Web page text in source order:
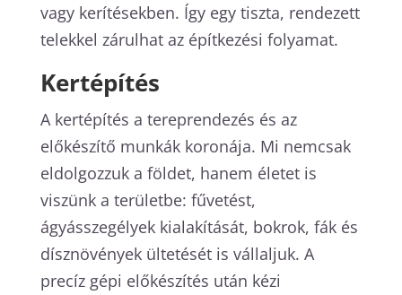
vagy kerítésekben. Így egy tiszta, rendezett
telekkel zárulhat az építkezési folyamat.
Kertépítés
A kertépítés a tereprendezés és az
előkészítő munkák koronája. Mi nemcsak
eldolgozzuk a földet, hanem életet is
viszünk a területbe: fűvetést,
ágyásszegélyek kialakítását, bokrok, fák és
dísznövények ültetését is vállaljuk. A
precíz gépi előkészítés után kézi